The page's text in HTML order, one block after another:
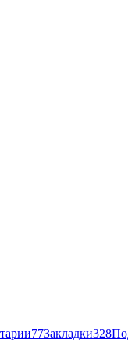
77Закладки328